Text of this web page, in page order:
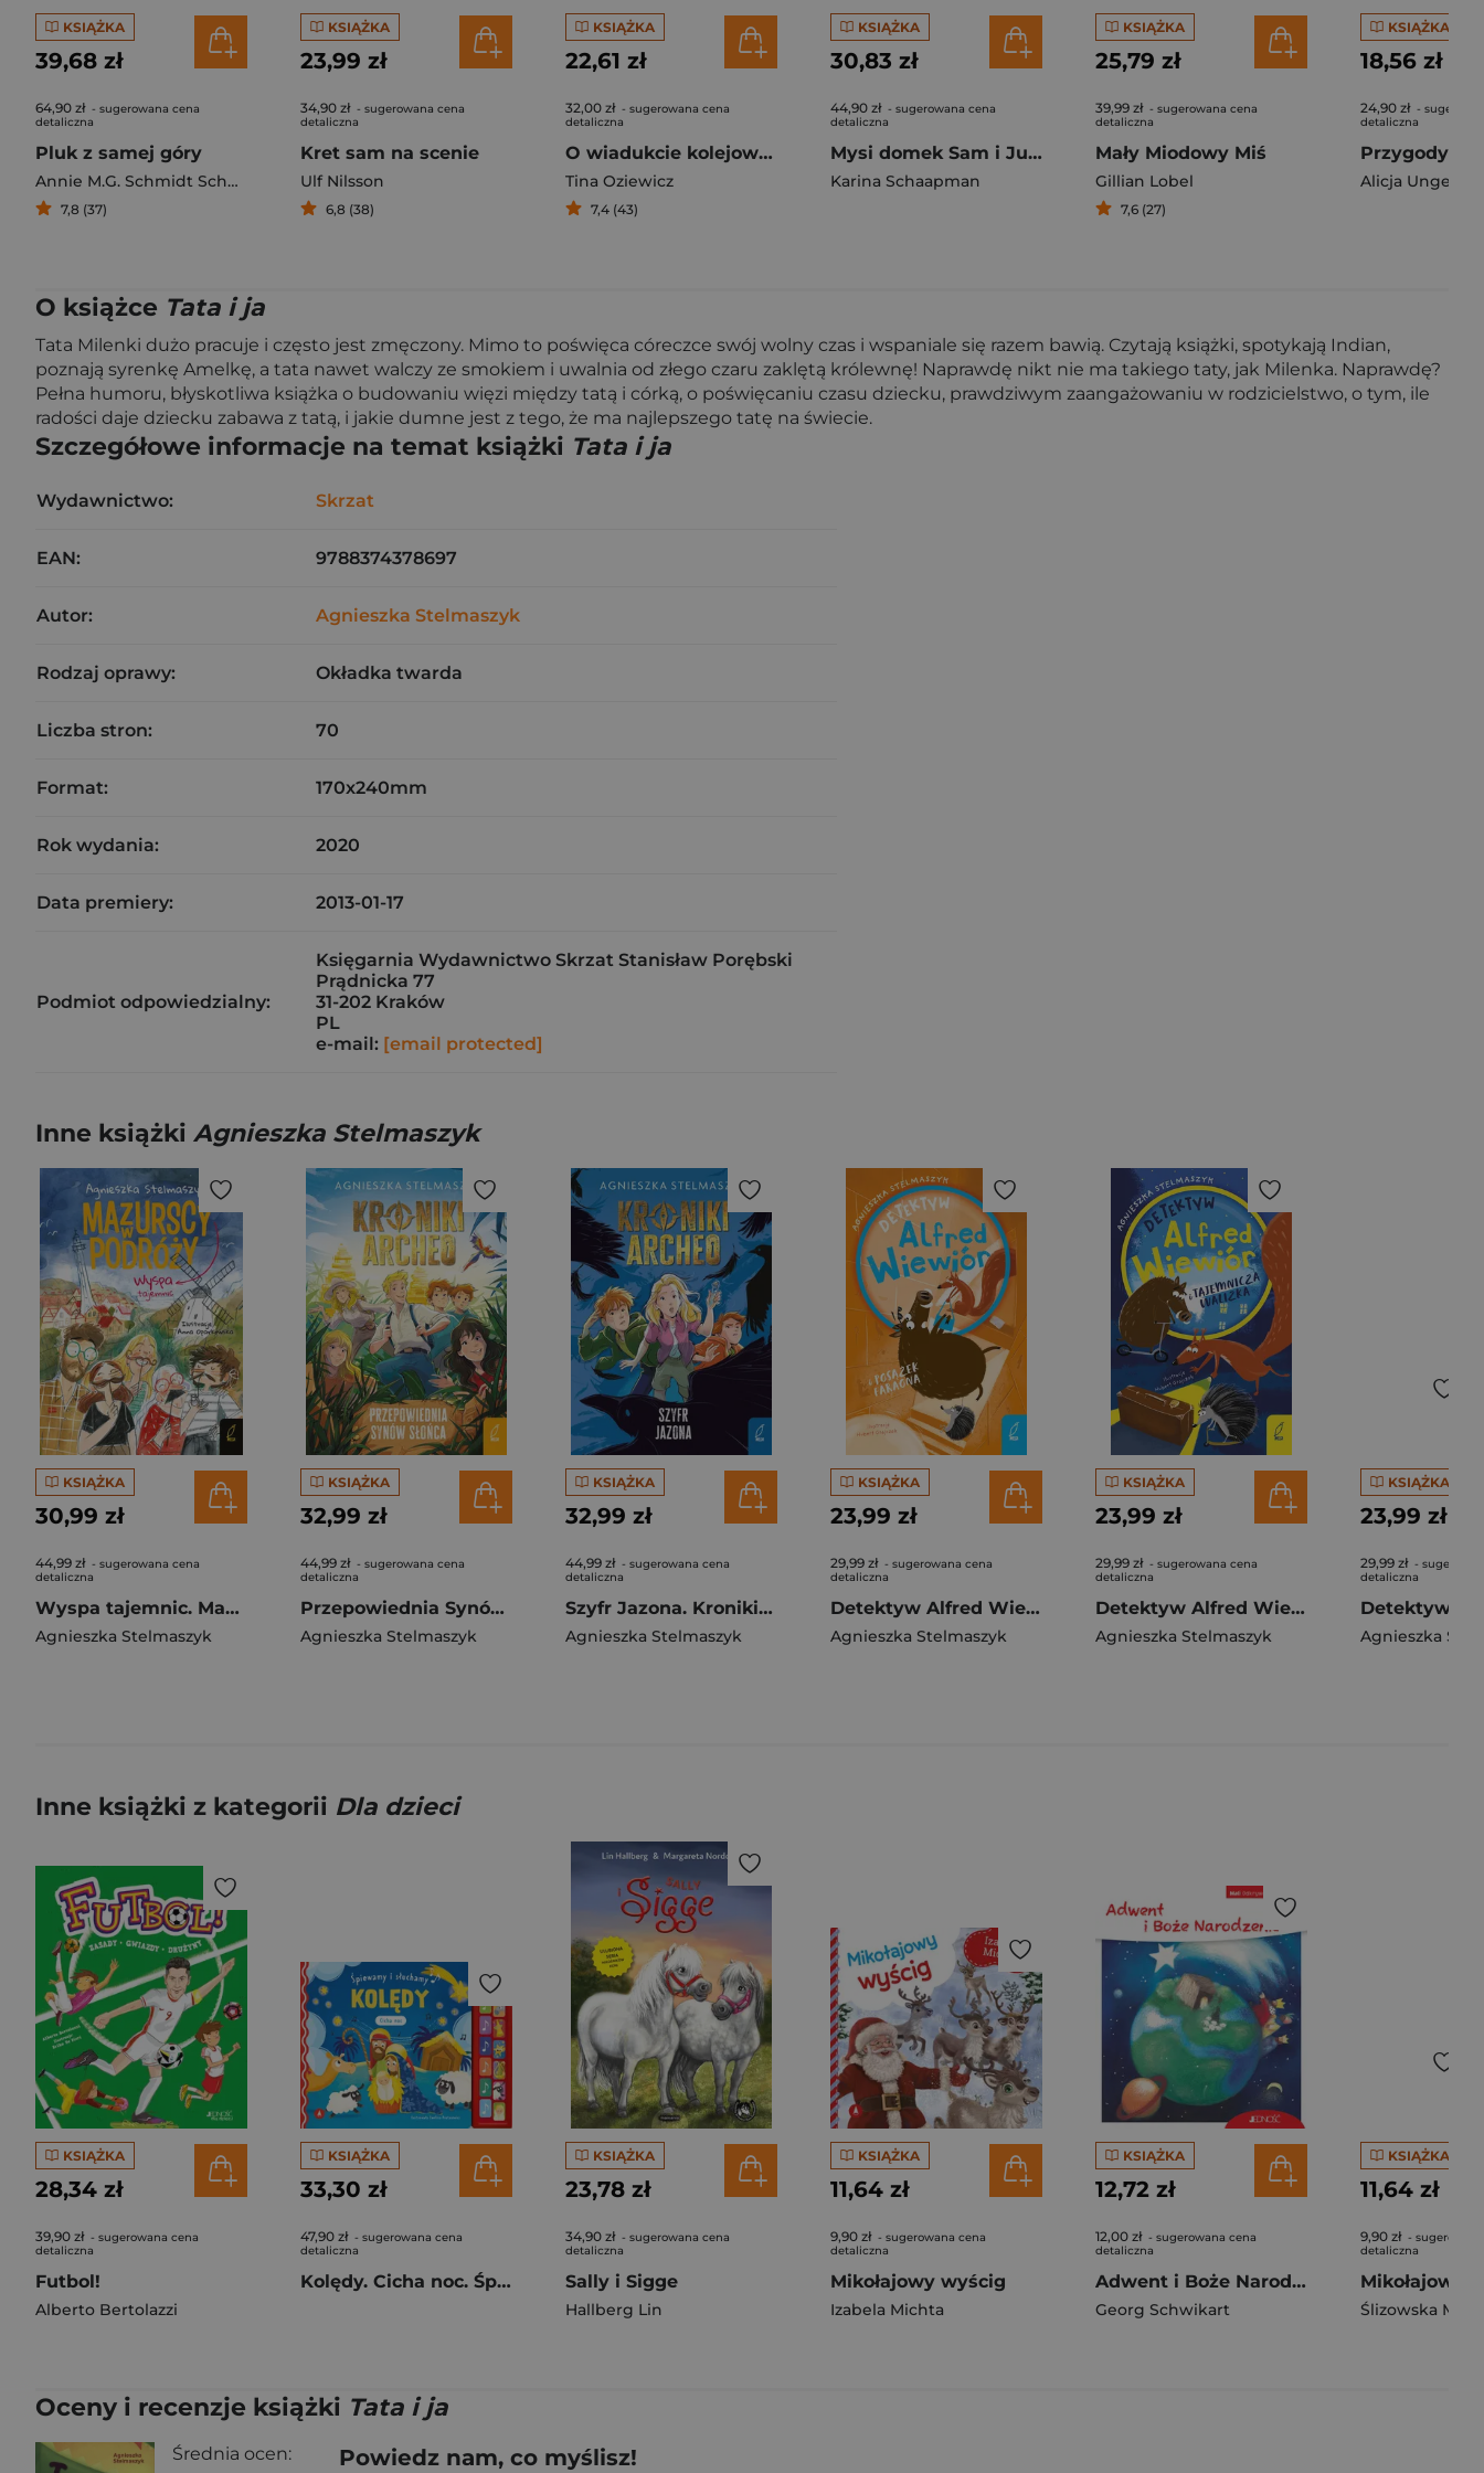
KSIĄŻKA
39,68 zł
64,90 zł - sugerowana cena
detaliczna
Pluk z samej góry
Annie M.G. Schmidt Schmidt
7,8 (37)
KSIĄŻKA
23,99 zł
34,90 zł - sugerowana cena
detaliczna
Kret sam na scenie
Ulf Nilsson
6,8 (38)
KSIĄŻKA
22,61 zł
32,00 zł - sugerowana cena
detaliczna
O wiadukcie kolejowym który chciał zostać mostem nad rzeką, i inne bajki
Tina Oziewicz
7,4 (43)
KSIĄŻKA
30,83 zł
44,90 zł - sugerowana cena
detaliczna
Mysi domek Sam i Julia
Karina Schaapman
KSIĄŻKA
25,79 zł
39,99 zł - sugerowana cena
detaliczna
Mały Miodowy Miś
Gillian Lobel
7,6 (27)
KSIĄŻKA
18,56 zł
24,90 zł -
detaliczna
Alicja
O książce Tata i ja
Tata Milenki dużo pracuje i często jest zmęczony. Mimo to poświęca córeczce swój wolny czas i wspaniale się razem bawią. Czytają książki, spotykają Indian,
poznają syrenkę Amelkę, a tata nawet walczy ze smokiem i uwalnia od złego czaru zaklętą królewnę! Naprawdę nikt nie ma takiego taty, jak Milenka. Naprawdę?
Pełna humoru, błyskotliwa książka o budowaniu więzi między tatą i córką, o poświęcaniu czasu dziecku, prawdziwym zaangażowaniu w rodzicielstwo, o tym, ile
radości daje dziecku zabawa z tatą, i jakie dumne jest z tego, że ma najlepszego tatę na świecie.
Szczegółowe informacje na temat książki Tata i ja
Wydawnictwo: Skrzat
EAN: 9788374378697
Autor: Agnieszka Stelmaszyk
Rodzaj oprawy: Okładka twarda
Liczba stron: 70
Format: 170x240mm
Rok wydania: 2020
Data premiery: 2013-01-17
Podmiot odpowiedzialny:
Księgarnia Wydawnictwo Skrzat Stanisław Porębski
Prądnicka 77
31-202 Kraków
PL
e-mail: [email protected]
Inne książki Agnieszka Stelmaszyk
KSIĄŻKA
30,99 zł
44,99 zł - sugerowana cena
detaliczna
Wyspa tajemnic. Mazurscy w podróży. Tom 10
Agnieszka Stelmaszyk
KSIĄŻKA
32,99 zł
44,99 zł - sugerowana cena
detaliczna
Przepowiednia Synów Słońca. Kroniki Archeo. Tom 7
Agnieszka Stelmaszyk
KSIĄŻKA
32,99 zł
44,99 zł - sugerowana cena
detaliczna
Szyfr Jazona. Kroniki Archeo. Tom 8
Agnieszka Stelmaszyk
KSIĄŻKA
23,99 zł
29,99 zł - sugerowana cena
detaliczna
Detektyw Alfred Wiewiór i posążek faraona
Agnieszka Stelmaszyk
KSIĄŻKA
23,99 zł
29,99 zł - sugerowana cena
detaliczna
Detektyw Alfred Wiewiór i tajemnicza walizka
Agnieszka Stelmaszyk
KSIĄŻKA
23,99 zł
29,99 zł -
detaliczna
Agnieszka
Inne książki z kategorii Dla dzieci
KSIĄŻKA
28,34 zł
39,90 zł - sugerowana cena
detaliczna
Futbol!
Alberto Bertolazzi
KSIĄŻKA
33,30 zł
47,90 zł - sugerowana cena
detaliczna
Kolędy. Cicha noc. Śpiewamy i słuchamy
KSIĄŻKA
23,78 zł
34,90 zł - sugerowana cena
detaliczna
Sally i Sigge
Hallberg Lin
KSIĄŻKA
11,64 zł
9,90 zł - sugerowana cena
detaliczna
Mikołajowy wyścig
Izabela Michta
KSIĄŻKA
12,72 zł
12,00 zł - sugerowana cena
detaliczna
Adwent i Boże Narodzenie
Georg Schwikart
KSIĄŻKA
11,64 zł
9,90 zł -
detaliczna
Ślizowska
Oceny i recenzje książki Tata i ja
Średnia ocen: Powiedz nam, co myślisz!